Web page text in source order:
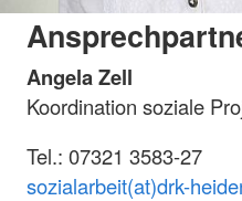
Angela Zell
Koordination soziale
Tel.: 07321 3583-27
sozialarbeit(at)drk-